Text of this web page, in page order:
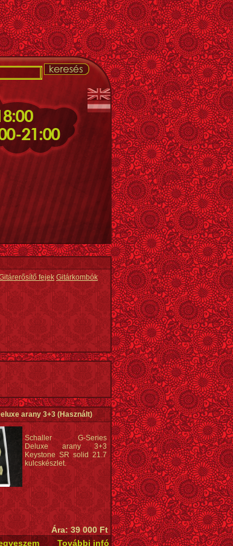
fejek Gitárkombók
arany 3+3(Használt)
Schaller G-Series
Deluxe arany 3+3
Keystone SR solid 21.7
kulcskészlet.
Ára: 39 000 Ft